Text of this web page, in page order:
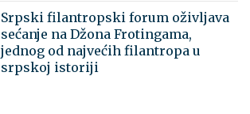
Srpski filantropski forum oživljava
sećanje na Džona Frotingama,
jednog od najvećih filantropa u
srpskoj istoriji